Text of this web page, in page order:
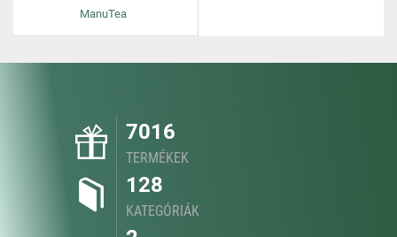
ManuTea
7016
TERMÉKEK
128
KATEGÓRIÁK